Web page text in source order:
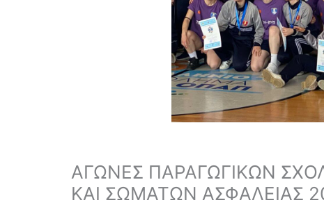
ΑΓΩΝΕΣ ΠΑΡΑΓΩΓΙΚΩΝ
ΚΑΙ ΣΩΜΑΤΩΝ ΑΣΦΑΛΕΙΑΣ